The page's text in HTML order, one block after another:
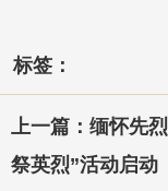
标签：
上一篇：缅怀先
祭英烈”活动启动